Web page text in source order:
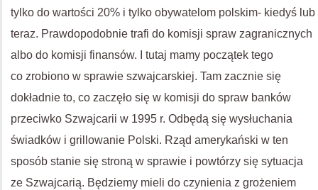
tylko do wartości 20% i tylko obywatelom polskim- kiedyś lub
teraz. Prawdopodobnie trafi do komisji spraw zagranicznych
albo do komisji finansów. I tutaj mamy początek tego
co zrobiono w sprawie szwajcarskiej. Tam zacznie się
dokładnie to, co zaczęło się w komisji do spraw banków
przeciwko Szwajcarii w 1995 r. Odbędą się wysłuchania
świadków i grillowanie Polski. Rząd amerykański w ten
sposób stanie się stroną w sprawie i powtórzy się sytuacja
ze Szwajcarią. Będziemy mieli do czynienia z grożeniem